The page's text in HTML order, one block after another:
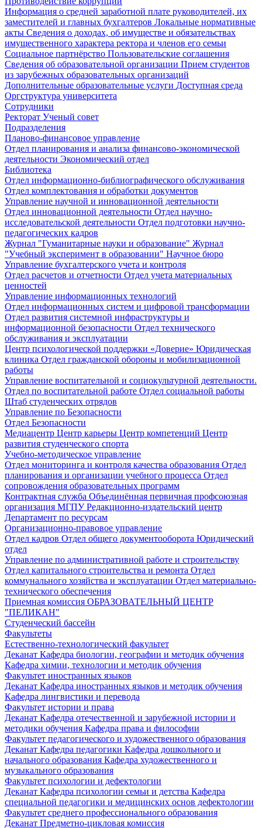
Информация о средней заработной плате руководителей, их
заместителей и главных бухгалтеров Локальные нормативные
акты Сведения о доходах, об имуществе и обязательствах
имущественного характера ректора и членов его семьи
Социальное партнёрство Пользовательские соглашения
Сведения об образовательной организации Прием студентов
из зарубежных образовательных организаций
Дополнительные образовательные услуги Доступная среда
Оргструктура университета
Сотрудники
Ректорат Ученый совет
Подразделения
Планово-финансовое управление
Отдел планирования и анализа финансово-экономической
деятельности Экономический отдел
Библиотека
Отдел информационно-библиографического обслуживания
Отдел комплектования и обработки документов
Управление научной и инновационной деятельности
Отдел инновационной деятельности Отдел научно-
исследовательской деятельности Отдел подготовки научно-
педагогических кадров
Журнал "Гуманитарные науки и образование" Журнал
"Учебный эксперимент в образовании" Научное бюро
Управление бухгалтерского учета и контроля
Отдел расчетов и отчетности Отдел учета материальных
ценностей
Управление информационных технологий
Отдел информационных систем и цифровой трансформации
Отдел развития системной инфраструктуры и
информационной безопасности Отдел технического
обслуживания и эксплуатации
Центр психологической поддержки «Доверие» Юридическая
клиника Отдел гражданской обороны и мобилизационной
работы
Управление воспитательной и социокультурной деятельности.
Отдел по воспитательной работе Отдел социальной работы
Штаб студенческих отрядов
Управление по Безопасности
Отдел Безопасности
Медиацентр Центр карьеры Центр компетенций Центр
развития студенческого спорта
Учебно-методическое управление
Отдел мониторинга и контроля качества образования Отдел
планирования и организации учебного процесса Отдел
сопровождения образовательных программ
Контрактная служба Объединённая первичная профсоюзная
организация МГПУРедакционно-издательский центр
Департамент по ресурсам
Организационно-правовое управление
Отдел кадров Отдел общего документооборота Юридический
отдел
Управление по административной работе и строительству
Отдел капитального строительства и ремонта Отдел
коммунального хозяйства и эксплуатации Отдел материально-
технического обеспечения
Приемная комиссия ОБРАЗОВАТЕЛЬНЫЙ ЦЕНТР
"ПЕЛИКАН"
Студенческий бассейн
Факультеты
Естественно-технологический факультет
Деканат Кафедра биологии, географии и методик обучения
Кафедра химии, технологии и методик обучения
Факультет иностранных языков
Деканат Кафедра иностранных языков и методик обучения
Кафедра лингвистики и перевода
Факультет истории и права
Деканат Кафедра отечественной и зарубежной истории и
методики обучения Кафедра права и философии
Факультет педагогического и художественного образования
Деканат Кафедра педагогики Кафедра дошкольного и
начального образования Кафедра художественного и
музыкального образования
Факультет психологии и дефектологии
Деканат Кафедра психологии семьи и детства Кафедра
специальной педагогики и медицинских основ дефектологии
Факультет среднего профессионального образования
Деканат Предметно-цикловая комиссия